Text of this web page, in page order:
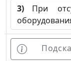
3) При